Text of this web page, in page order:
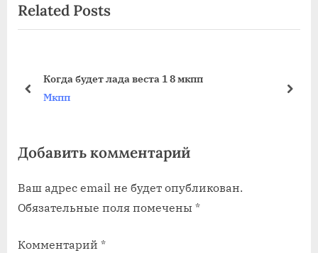
записям
v
i
s
s
:
t
Related Posts
Когда будет лада веста 1 8 мкпп
Мкпп
prev next
Добавить комментарий
Ваш адрес email не будет опубликован.
Обязательные поля помечены *
Комментарий *